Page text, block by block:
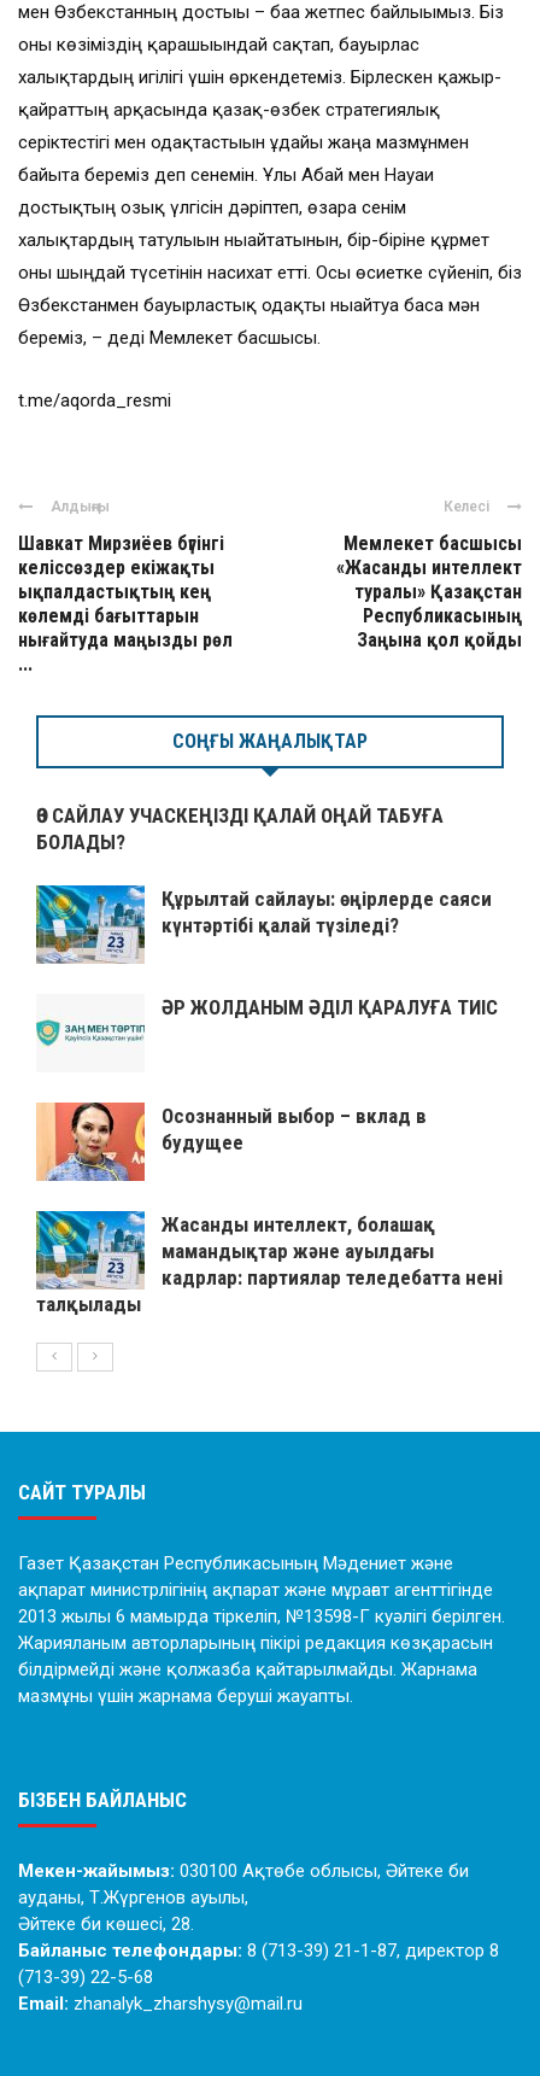
мен Өзбекстанның достығы – баға жетпес байлығымыз. Біз
оны көзіміздің қарашығындай сақтап, бауырлас
халықтардың игілігі үшін өркендетеміз. Бірлескен қажыр-
қайраттың арқасында қазақ-өзбек стратегиялық
серіктестігі мен одақтастығын ұдайы жаңа мазмұнмен
байыта береміз деп сенемін. Ұлы Абай мен Науаи
достықтың озық үлгісін дәріптеп, өзара сенім
халықтардың татулығын нығайтатынын, бір-біріне құрмет
оны шыңдай түсетінін насихат етті. Осы өсиетке сүйеніп, біз
Өзбекстанмен бауырластық одақты нығайтуға баса мән
береміз, – деді Мемлекет басшысы.
t.me/aqorda_resmi
Алдыңғы
Шавкат Мирзиёев бүгінгі
келіссөздер екіжақты
ықпалдастықтың кең
көлемді бағыттарын
нығайтуда маңызды рөл
...
Келесі
Мемлекет басшысы
«Жасанды интеллект
туралы» Қазақстан
Республикасының
Заңына қол қойды
СОҢҒЫ ЖАҢАЛЫҚТАР
ӨЗ САЙЛАУ УЧАСКЕҢІЗДІ ҚАЛАЙ ОҢАЙ ТАБУҒА
БОЛАДЫ?
Құрылтай сайлауы: өңірлерде саяси
күнтәртібі қалай түзіледі?
ӘР ЖОЛДАНЫМ ӘДІЛ ҚАРАЛУҒА ТИІС
Осознанный выбор – вклад в
будущее
Жасанды интеллект, болашақ
мамандықтар және ауылдағы
кадрлар: партиялар теледебатта нені
талқылады
САЙТ ТУРАЛЫ
Газет Қазақстан Республикасының Мәдениет және
ақпарат министрлігінің ақпарат және мұрағат агенттігінде
2013 жылы 6 мамырда тіркеліп, №13598-Г куәлігі берілген.
Жарияланым авторларының пікірі редакция көзқарасын
білдірмейді және қолжазба қайтарылмайды. Жарнама
мазмұны үшін жарнама беруші жауапты.
БІЗБЕН БАЙЛАНЫС
Мекен-жайымыз: 030100 Ақтөбе облысы, Әйтеке би
ауданы, Т.Жүргенов ауылы,
Әйтеке би көшесі, 28.
Байланыс телефондары: 8 (713-39) 21-1-87, директор 8
(713-39) 22-5-68
Email: zhanalyk_zharshysy@mail.ru